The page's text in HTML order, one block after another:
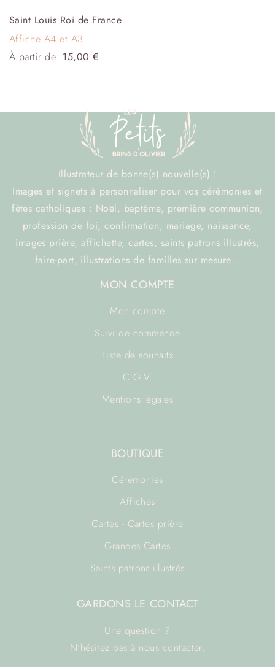
Saint Louis Roi de France
Affiche A4 et A3
À partir de :15,00€
Illustrateur de bonne(s) nouvelle(s) !
Images et signets à personnaliser pour vos cérémonies et
fêtes catholiques : Noël, baptême, première communion,
profession de foi, confirmation, mariage, naissance,
images prière, affichette, cartes, saints patrons illustrés,
faire-part, illustrations de familles sur mesure…
MON COMPTE
Mon compte
Suivi de commande
Liste de souhaits
C.G.V.
Mentions légales
BOUTIQUE
Cérémonies
Affiches
Cartes - Cartes prière
Grandes Cartes
Saints patrons illustrés
GARDONS LE CONTACT
Une question ?
N’hésitez pas à nous contacter.